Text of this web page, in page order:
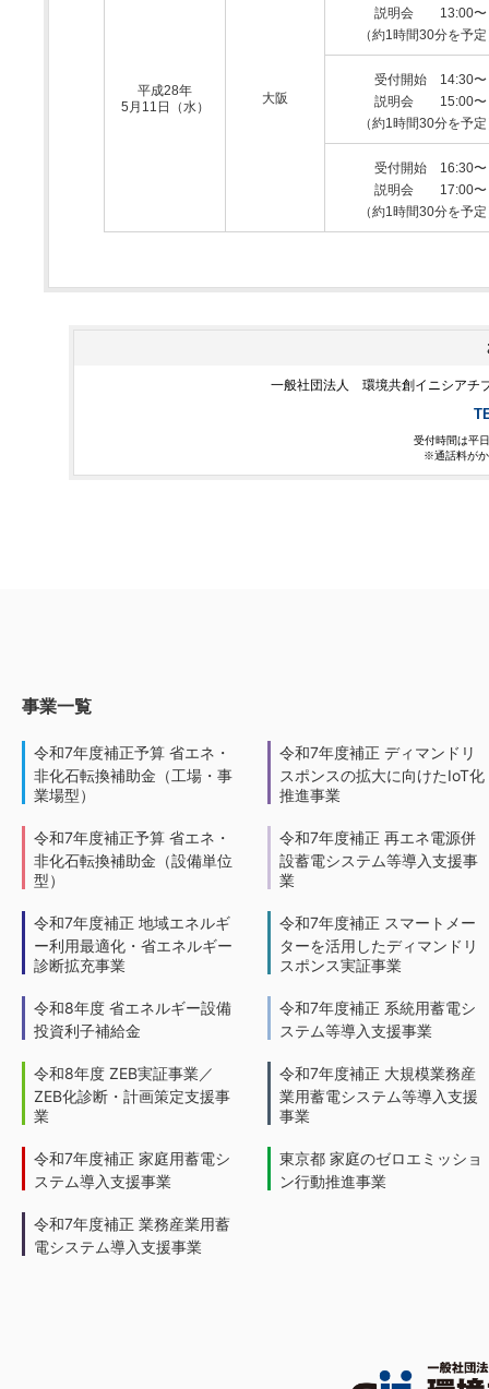
平成28年
5月11日（水）
大阪
説明会
13:00〜
（約1時間30分を予
受付開始
14:30〜
説明会
15:00〜
（約1時間30分を予
受付開始
16:30〜
説明会
17:00〜
（約1時間30分を予
一般社団法人 環境共創イニシアチ
受付時間は平
※通話料が
事業一覧
令和7年度補正予算 省エネ・
非化石転換補助金（工場・事
業場型）
令和7年度補正予算 省エネ・
非化石転換補助金（設備単位
型）
令和7年度補正 地域エネルギ
ー利用最適化・省エネルギー
診断拡充事業
令和8年度 省エネルギー設備
投資利子補給金
令和8年度 ZEB実証事業／
ZEB化診断・計画策定支援事
業
令和7年度補正 家庭用蓄電シ
ステム導入支援事業
令和7年度補正 業務産業用蓄
電システム導入支援事業
令和7年度補正 ディマンドリ
スポンスの拡大に向けたIoT化
推進事業
令和7年度補正 再エネ電源併
設蓄電システム等導入支援事
業
令和7年度補正 スマートメー
ターを活用したディマンドリ
スポンス実証事業
令和7年度補正 系統用蓄電シ
ステム等導入支援事業
令和7年度補正 大規模業務産
業用蓄電システム等導入支援
事業
東京都 家庭のゼロエミッショ
ン行動推進事業